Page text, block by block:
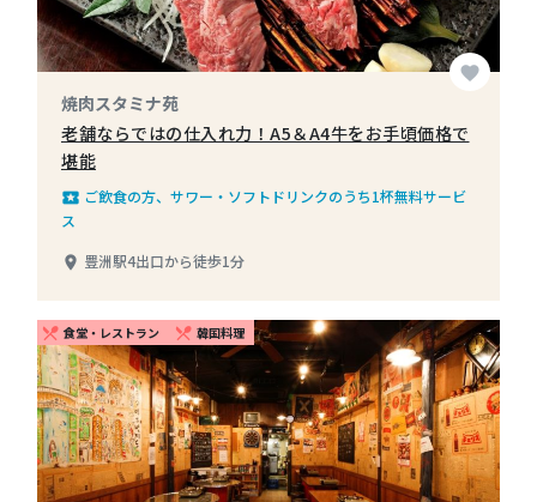
favorite
焼肉スタミナ苑
老舗ならではの仕入れ力！A5＆A4牛をお手頃価格で
堪能
local_play ご飲食の方、サワー・ソフトドリンクのうち1杯無料サービ
ス
place 豊洲駅4出口から徒歩1分
restaurant_menu 食堂・レストラン restaurant_menu 韓国料理